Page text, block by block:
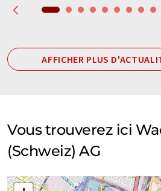
AFFICHER PLUS
Vous trouverez ici
(Schweiz) AG